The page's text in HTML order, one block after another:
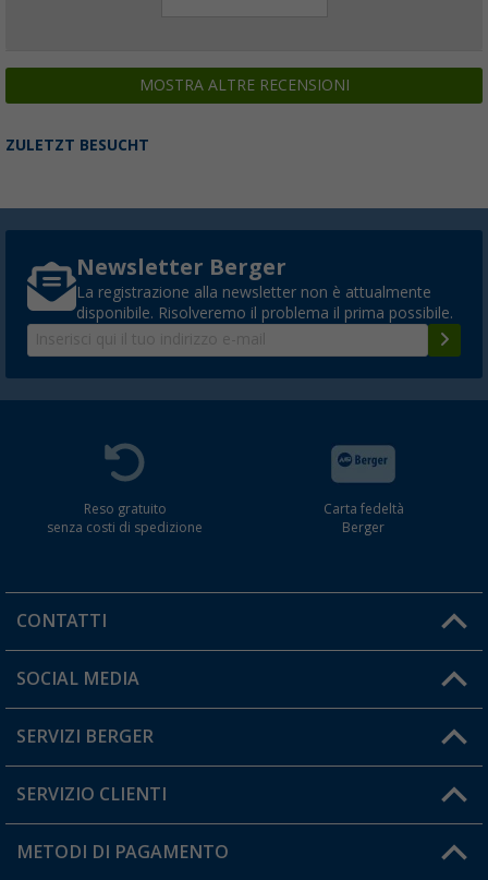
MOSTRA ALTRE RECENSIONI
ZULETZT BESUCHT
Newsletter Berger
La registrazione alla newsletter non è attualmente
disponibile. Risolveremo il problema il prima possibile.
Reso gratuito
senza costi di spedizione
Carta fedeltà
Berger
CONTATTI
Orari di apertura del servizio:
Hai una domanda?
SOCIAL MEDIA
SERVIZI BERGER
Diventare rivenditori
Il mio Account
SERVIZIO CLIENTI
Informazioni sulla spedizione
METODI DI PAGAMENTO